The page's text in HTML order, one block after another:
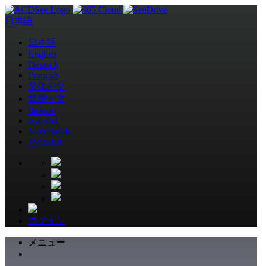
日本語
日本語
English
Deutsch
Français
简体中文
繁體中文
Italiano
Español
Nederlands
Pусский
ログイン
メニュー